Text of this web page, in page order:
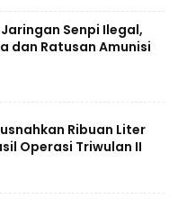
Senpi Ilegal,
dan Ratusan Amunisi
Ribuan Liter
Operasi Triwulan II